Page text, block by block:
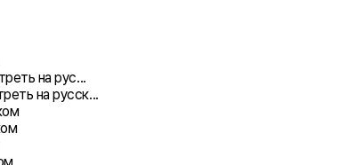
на рус...
на русск...